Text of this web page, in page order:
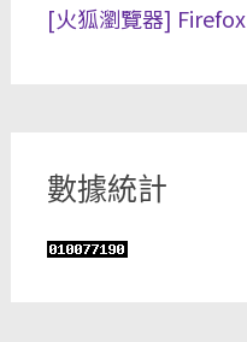
[火狐瀏覽器]
數據統計